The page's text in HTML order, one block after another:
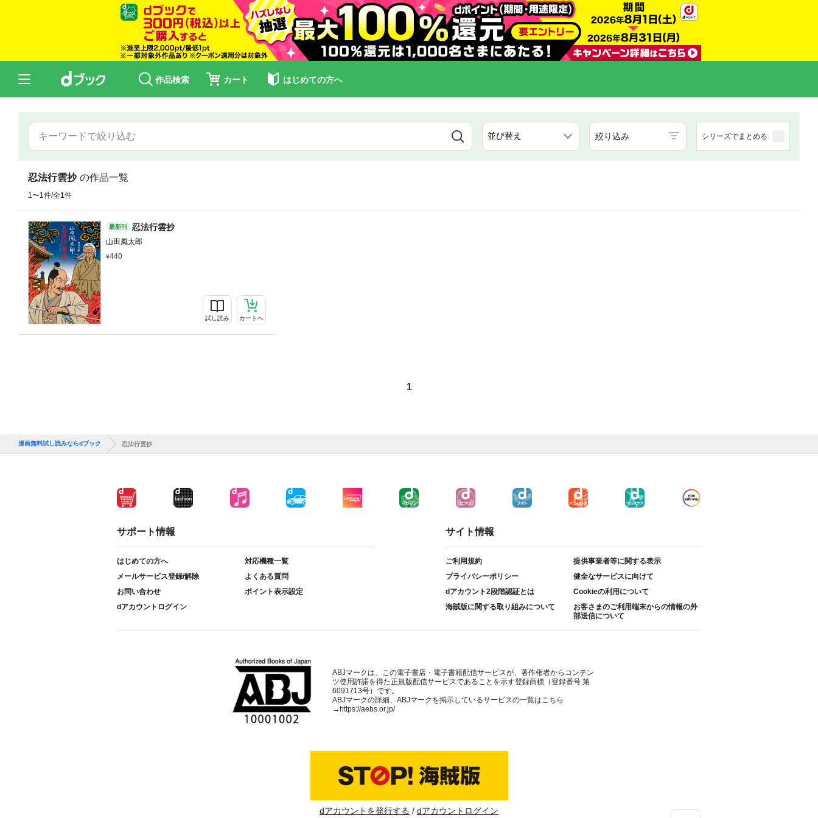
作品検索 カート はじめての方へ
絞り込み シリーズでまとめる
忍法行雲抄 の作品一覧
1〜1件/全1件
最新刊 忍法行雲抄
山田風太郎
440
試し読み カートへ
1
漫画無料試し読みならdブック 忍法行雲抄
サポート情報
はじめての方へ
対応機種一覧
メールサービス登録/解除
よくある質問
お問い合わせ
ポイント表示設定
dアカウントログイン
サイト情報
ご利用規約
提供事業者等に関する表示
プライバシーポリシー
健全なサービスに向けて
dアカウント2段階認証とは
Cookieの利用について
海賊版に関する取り組みについて
お客さまのご利用端末からの情報の外
部送信について
ABJマークは、この電子書店・電子書籍配信サービスが、著作権者からコンテン
ツ使用許諾を得た正規版配信サービスであることを示す登録商標（登録番号 第
6091713号）です。
ABJマークの詳細、ABJマークを掲示しているサービスの一覧はこちら
→https://aebs.or.jp/
dアカウントを発行する dアカウントログイン